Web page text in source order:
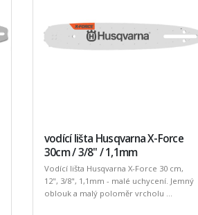
vodící lišta Husqvarna X-Force
30cm / 3/8" / 1,1mm
Vodící lišta Husqvarna X-Force 30 cm,
12", 3/8", 1,1mm - malé uchycení. Jemný
oblouk a malý poloměr vrcholu ...